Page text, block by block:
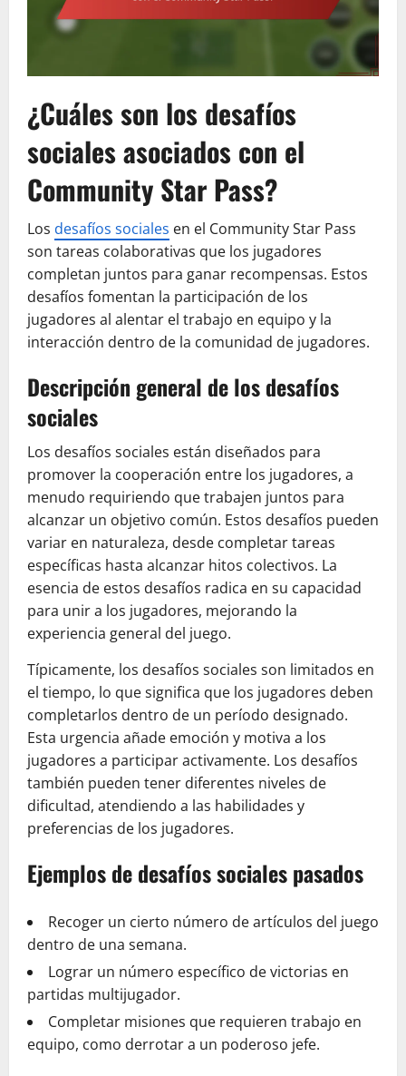
¿Cuáles son los desafíos
sociales asociados con el
Community Star Pass?
Los desafíos sociales en el Community Star Pass
son tareas colaborativas que los jugadores
completan juntos para ganar recompensas. Estos
desafíos fomentan la participación de los
jugadores al alentar el trabajo en equipo y la
interacción dentro de la comunidad de jugadores.
Descripción general de los desafíos
sociales
Los desafíos sociales están diseñados para
promover la cooperación entre los jugadores, a
menudo requiriendo que trabajen juntos para
alcanzar un objetivo común. Estos desafíos pueden
variar en naturaleza, desde completar tareas
específicas hasta alcanzar hitos colectivos. La
esencia de estos desafíos radica en su capacidad
para unir a los jugadores, mejorando la
experiencia general del juego.
Típicamente, los desafíos sociales son limitados en
el tiempo, lo que significa que los jugadores deben
completarlos dentro de un período designado.
Esta urgencia añade emoción y motiva a los
jugadores a participar activamente. Los desafíos
también pueden tener diferentes niveles de
dificultad, atendiendo a las habilidades y
preferencias de los jugadores.
Ejemplos de desafíos sociales pasados
Recoger un cierto número de artículos del juego
dentro de una semana.
Lograr un número específico de victorias en
partidas multijugador.
Completar misiones que requieren trabajo en
equipo, como derrotar a un poderoso jefe.